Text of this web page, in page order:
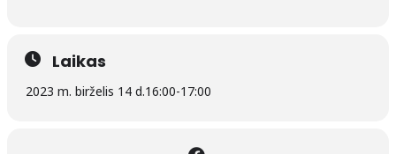
Laikas
2023 m. birželis 14 d.16:00-17:00